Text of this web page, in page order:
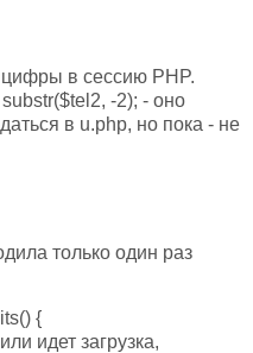
в сессию PHP.
-2); - оно
в u.php, но пока - не
только один раз
{
идет загрузка,